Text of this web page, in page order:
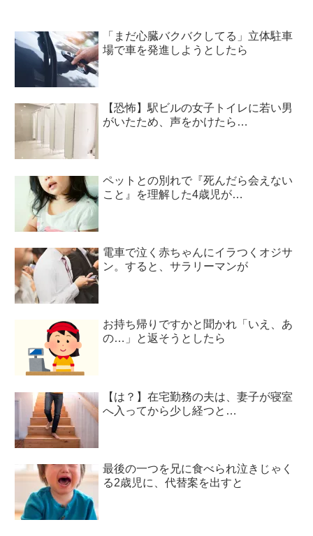
「まだ心臓バクバクしてる」立体駐車
場で車を発進しようとしたら
【恐怖】駅ビルの女子トイレに若い男
がいたため、声をかけたら…
ペットとの別れで『死んだら会えない
こと』を理解した4歳児が…
電車で泣く赤ちゃんにイラつくオジサ
ン。すると、サラリーマンが
お持ち帰りですかと聞かれ「いえ、あ
の…」と返そうとしたら
【は？】在宅勤務の夫は、妻子が寝室
へ入ってから少し経つと…
最後の一つを兄に食べられ泣きじゃく
る2歳児に、代替案を出すと